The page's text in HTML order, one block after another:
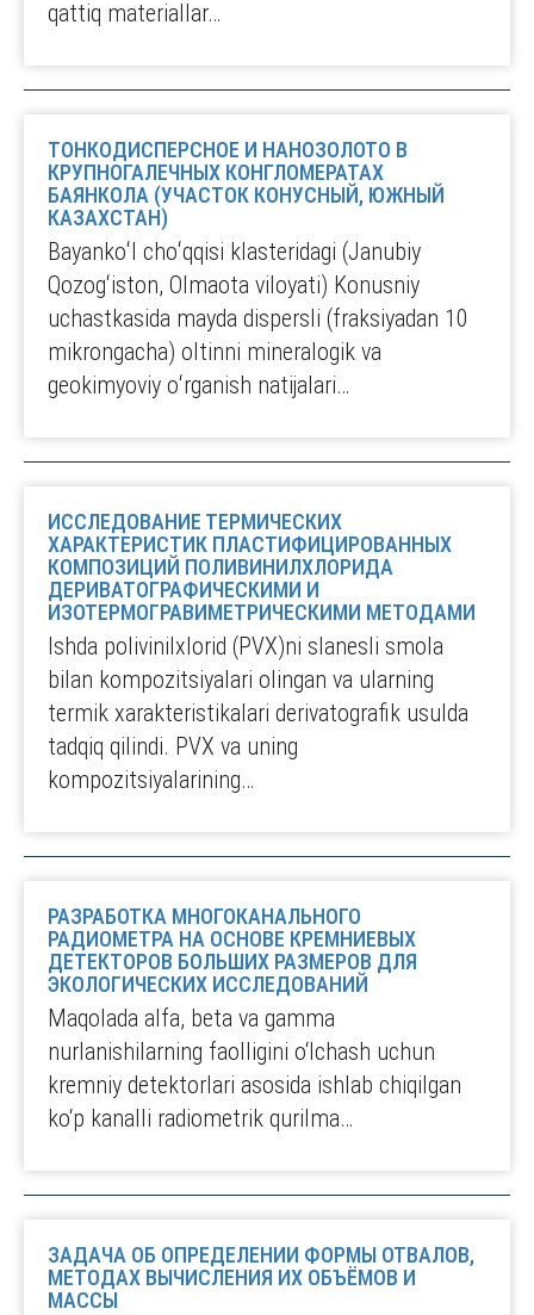
qattiq materiallar…
ТОНКОДИСПЕРСНОЕ И НАНОЗОЛОТО В
КРУПНОГАЛЕЧНЫХ КОНГЛОМЕРАТАХ
БАЯНКОЛА (УЧАСТОК КОНУСНЫЙ, ЮЖНЫЙ
КАЗАХСТАН)
Bayankoʻl choʻqqisi klasteridagi (Janubiy
Qozogʻiston, Olmaota viloyati) Konusniy
uchastkasida mayda dispersli (fraksiyadan 10
mikrongacha) oltinni mineralogik va
geokimyoviy oʻrganish natijalari…
ИССЛЕДОВАНИЕ ТЕРМИЧЕСКИХ
ХАРАКТЕРИСТИК ПЛАСТИФИЦИРОВАННЫХ
КОМПОЗИЦИЙ ПОЛИВИНИЛХЛОРИДА
ДЕРИВАТОГРАФИЧЕСКИМИ И
ИЗОТЕРМОГРАВИМЕТРИЧЕСКИМИ МЕТОДАМИ
Ishda polivinilxlorid (PVX)ni slanesli smola
bilan kompozitsiyalari olingan va ularning
termik xarakteristikalari derivatografik usulda
tadqiq qilindi. PVX va uning
kompozitsiyalarining…
РАЗРАБОТКА МНОГОКАНАЛЬНОГО
РАДИОМЕТРА НА ОСНОВЕ КРЕМНИЕВЫХ
ДЕТЕКТОРОВ БОЛЬШИХ РАЗМЕРОВ ДЛЯ
ЭКОЛОГИЧЕСКИХ ИССЛЕДОВАНИЙ
Maqolada alfa, beta va gamma
nurlanishilarning faolligini o‘lchash uchun
kremniy detektorlari asosida ishlab chiqilgan
ko‘p kanalli radiometrik qurilma…
ЗАДАЧА ОБ ОПРЕДЕЛЕНИИ ФОРМЫ ОТВАЛОВ,
МЕТОДАХ ВЫЧИСЛЕНИЯ ИХ ОБЪЁМОВ И
МАССЫ